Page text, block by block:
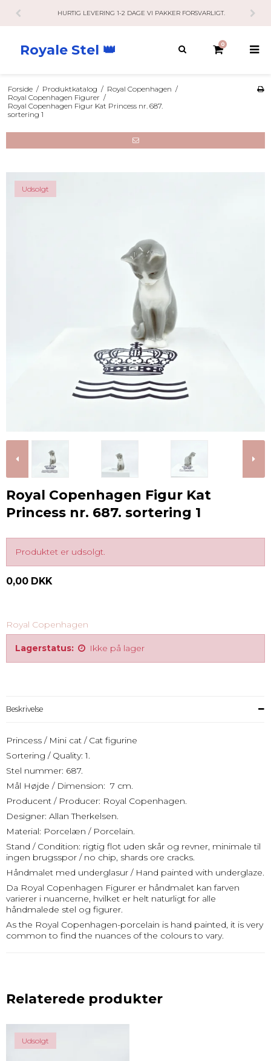
KUNDESERVICE HAR ÅBENT 10-21 RING / SMS / MAIL.
Royale Stel 👑 0
Forside / Produktkatalog / Royal Copenhagen /
Royal Copenhagen Figurer /
Royal Copenhagen Figur Kat Princess nr. 687.
sortering 1
Udsolgt
Royal Copenhagen Figur Kat
Princess nr. 687. sortering 1
Produktet er udsolgt.
0,00 DKK
Royal Copenhagen
Lagerstatus: Ikke på lager
Beskrivelse
Princess / Mini cat / Cat figurine
Sortering / Quality: 1.
Stel nummer: 687.
Mål Højde / Dimension: 7 cm.
Producent / Producer: Royal Copenhagen.
Designer: Allan Therkelsen.
Material: Porcelæn / Porcelain.
Stand / Condition: rigtig flot uden skår og revner, minimale til
ingen brugsspor / no chip, shards ore cracks.
Håndmalet med underglasur / Hand painted with underglaze.
Da Royal Copenhagen Figurer er håndmalet kan farven
varierer i nuancerne, hvilket er helt naturligt for alle
håndmalede stel og figurer.
As the Royal Copenhagen-porcelain is hand painted, it is very
common to find the nuances of the colours to vary.
Relaterede produkter
Udsolgt